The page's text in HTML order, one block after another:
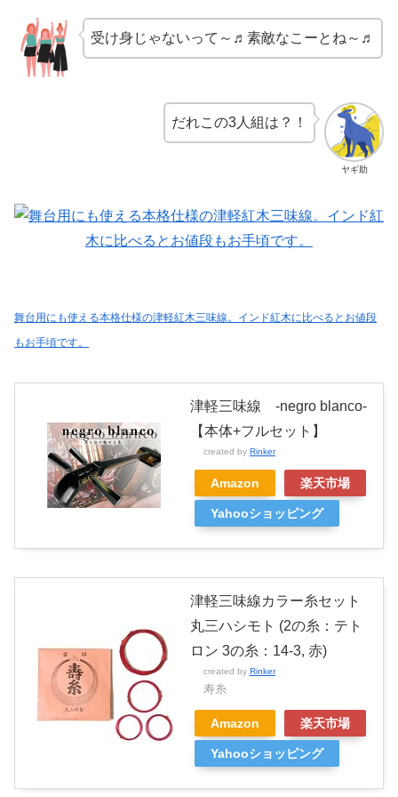
受け身じゃないって～♬素敵なこーとね～♬
ヤギ助
だれこの3人組は？！
舞台用にも使える本格仕様の津軽紅木三味線。インド紅木に比べるとお値段
もお手頃です。
津軽三味線 -negro blanco-
【本体+フルセット】
created by Rinker
Amazon 楽天市場
Yahooショッピング
津軽三味線カラー糸セット
丸三ハシモト (2の糸：テト
ロン 3の糸：14-3, 赤)
created by Rinker
寿糸
Amazon 楽天市場
Yahooショッピング